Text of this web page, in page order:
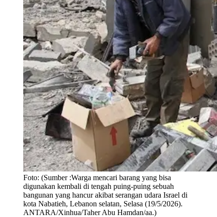
Foto: (Sumber :Warga mencari barang yang bisa
digunakan kembali di tengah puing-puing sebuah
bangunan yang hancur akibat serangan udara Israel di
kota Nabatieh, Lebanon selatan, Selasa (19/5/2026).
ANTARA/Xinhua/Taher Abu Hamdan/aa.)